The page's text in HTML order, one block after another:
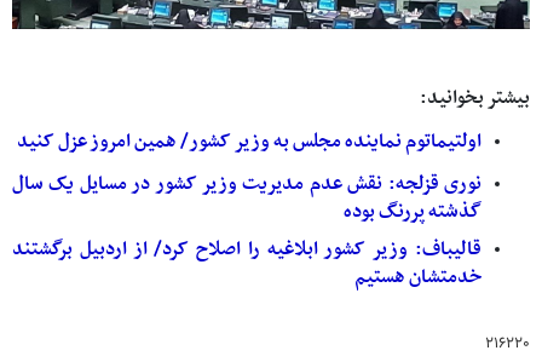
بیشتر بخوانید:
اولتیماتوم نماینده مجلس به وزیر کشور/ همین امروز عزل کنید
نوری قزلجه: نقش عدم مدیریت وزیر کشور در مسایل یک سال
گذشته پررنگ بوده
قالیباف: وزیر کشور ابلاغیه را اصلاح کرد/ از اردبیل برگشتند
خدمتشان هستیم
۲۱۶۲۲۰